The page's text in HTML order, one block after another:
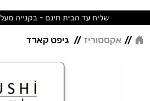
שליח עד הבית חינם - בקנייה מעל 499 ש"ח
// אקססוריז // גיפט קארד